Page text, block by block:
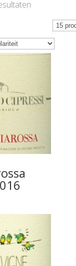
populariteit